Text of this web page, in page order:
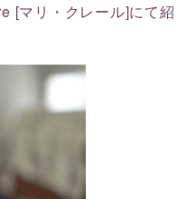
[マリ・クレール]にて紹